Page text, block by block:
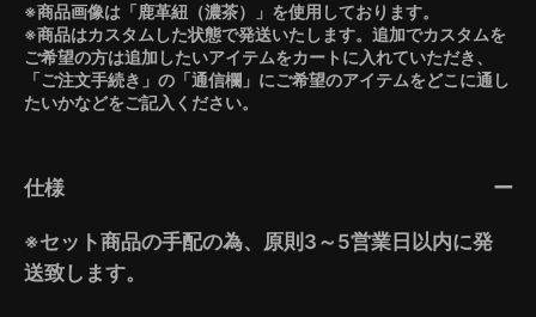
※商品画像は「鹿革紐（濃茶）」を使用しております。
※商品はカスタムした状態で発送いたします。追加でカスタムを
ご希望の方は追加したいアイテムをカートに入れていただき、
「ご注文手続き」の「通信欄」にご希望のアイテムをどこに通し
たいかなどをご記入ください。
仕様
※セット商品の手配の為、原則3～5営業日以内に発
送致します。